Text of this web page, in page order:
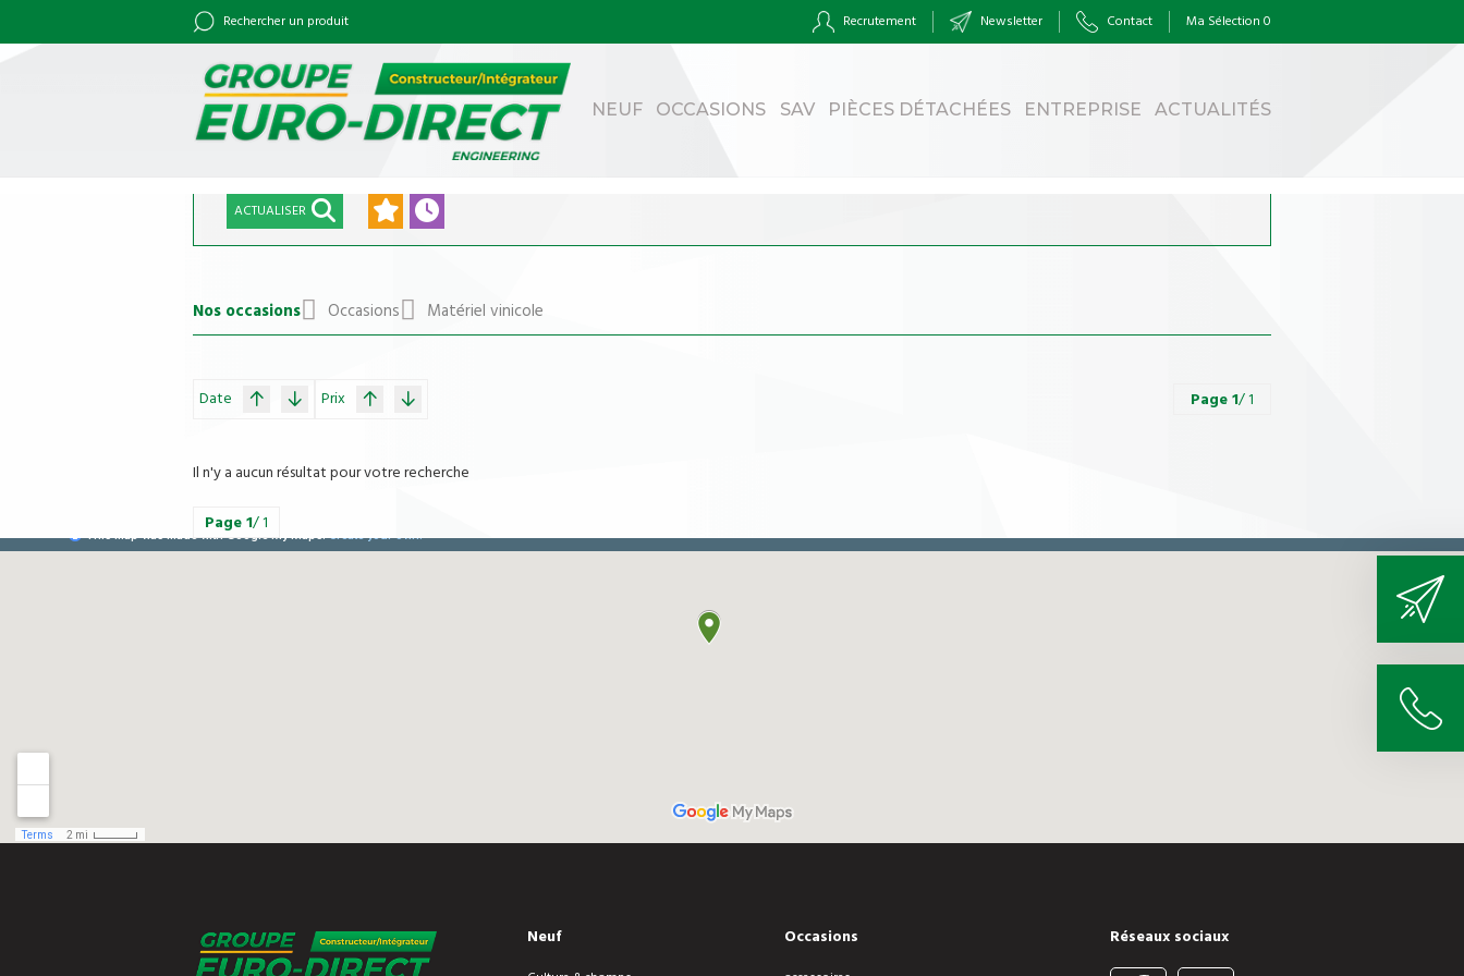
Rechercher un produit Recrutement Newsletter Contact Ma Sélection 0
NEUF OCCASIONS SAV PIÈCES DÉTACHÉES ENTREPRISE ACTUALITÉS
ACTUALISER
Nos occasions Occasions Matériel vinicole
Date Prix Page1/ 1
Il n'y a aucun résultat pour votre recherche
Page1/ 1
Neuf Occasions Réseaux sociaux